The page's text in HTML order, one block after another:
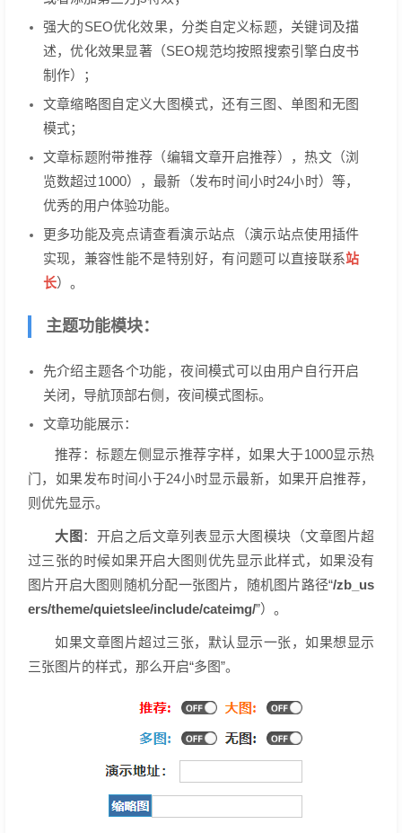
强大的SEO优化效果，分类自定义标题，关键词及描
述，优化效果显著（SEO规范均按照搜索引擎白皮书
制作）；
文章缩略图自定义大图模式，还有三图、单图和无图
模式；
文章标题附带推荐（编辑文章开启推荐），热文（浏
览数超过1000），最新（发布时间小时24小时）等，
优秀的用户体验功能。
更多功能及亮点请查看演示站点（演示站点使用插件
实现，兼容性能不是特别好，有问题可以直接联系站
长）。
主题功能模块：
先介绍主题各个功能，夜间模式可以由用户自行开启
关闭，导航顶部右侧，夜间模式图标。
文章功能展示：
推荐：标题左侧显示推荐字样，如果大于1000显示热
门，如果发布时间小于24小时显示最新，如果开启推荐，
则优先显示。
大图 ：开启之后文章列表显示大图模块（文章图片超
过三张的时候如果开启大图则优先显示此样式，如果没有
图片开启大图则随机分配一张图片，随机图片路径“/zb_us
ers/theme/quietslee/include/cateimg/”）。
如果文章图片超过三张，默认显示一张，如果想显示
三张图片的样式，那么开启“多图”。